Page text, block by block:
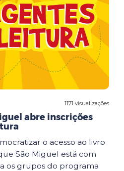
1171 visualizações
abre inscrições
o acesso ao livro
São Miguel está com
os grupos do programa